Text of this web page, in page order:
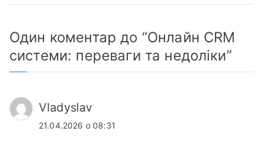
Один коментар до “Онлайн CRM
системи: переваги та недоліки”
Vladyslav
21.04.2026 о 08:31